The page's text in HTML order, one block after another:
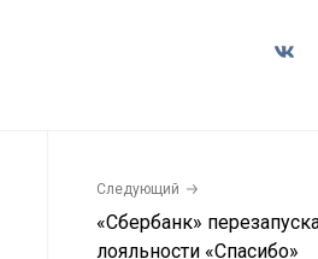
Следующий
«Сбербанк»
лояльности «Спасибо»